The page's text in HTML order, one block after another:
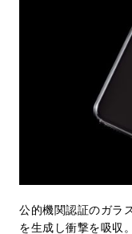
公的機関認証のガラ
を生成し衝撃を吸収